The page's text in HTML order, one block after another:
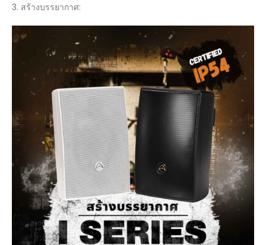
3. สร้างบรรยากาศ: